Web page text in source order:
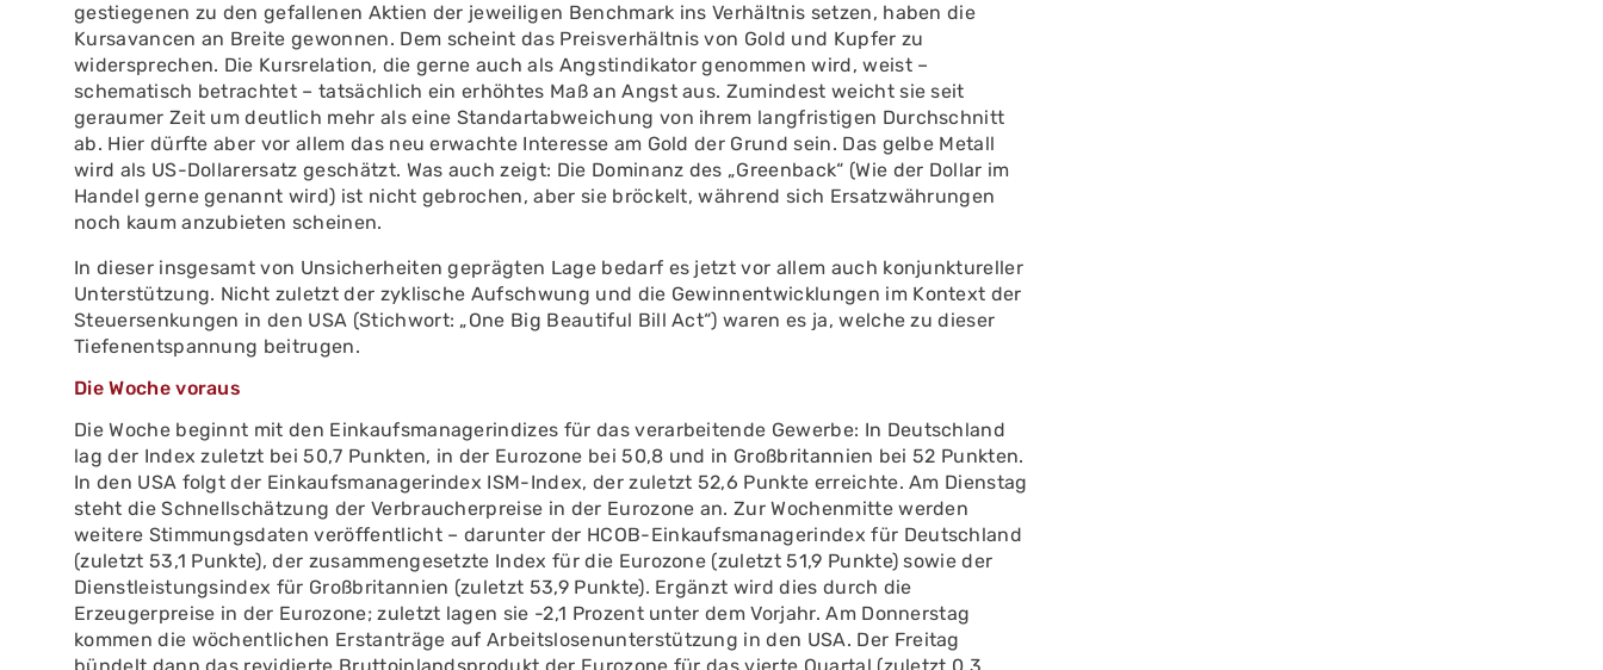
gestiegenen zu den gefallenen Aktien der jeweiligen Benchmark ins Verhältnis setzen, haben die
Kursavancen an Breite gewonnen. Dem scheint das Preisverhältnis von Gold und Kupfer zu
widersprechen. Die Kursrelation, die gerne auch als Angstindikator genommen wird, weist –
schematisch betrachtet – tatsächlich ein erhöhtes Maß an Angst aus. Zumindest weicht sie seit
geraumer Zeit um deutlich mehr als eine Standartabweichung von ihrem langfristigen Durchschnitt
ab. Hier dürfte aber vor allem das neu erwachte Interesse am Gold der Grund sein. Das gelbe Metall
wird als US-Dollarersatz geschätzt. Was auch zeigt: Die Dominanz des „Greenback“ (Wie der Dollar im
Handel gerne genannt wird) ist nicht gebrochen, aber sie bröckelt, während sich Ersatzwährungen
noch kaum anzubieten scheinen.
In dieser insgesamt von Unsicherheiten geprägten Lage bedarf es jetzt vor allem auch konjunktureller
Unterstützung. Nicht zuletzt der zyklische Aufschwung und die Gewinnentwicklungen im Kontext der
Steuersenkungen in den USA (Stichwort: „One Big Beautiful Bill Act“) waren es ja, welche zu dieser
Tiefenentspannung beitrugen.
Die Woche voraus
Die Woche beginnt mit den Einkaufsmanagerindizes für das verarbeitende Gewerbe: In Deutschland
lag der Index zuletzt bei 50,7 Punkten, in der Eurozone bei 50,8 und in Großbritannien bei 52 Punkten.
In den USA folgt der Einkaufsmanagerindex ISM-Index, der zuletzt 52,6 Punkte erreichte. Am Dienstag
steht die Schnellschätzung der Verbraucherpreise in der Eurozone an. Zur Wochenmitte werden
weitere Stimmungsdaten veröffentlicht – darunter der HCOB-Einkaufsmanagerindex für Deutschland
(zuletzt 53,1 Punkte), der zusammengesetzte Index für die Eurozone (zuletzt 51,9 Punkte) sowie der
Dienstleistungsindex für Großbritannien (zuletzt 53,9 Punkte). Ergänzt wird dies durch die
Erzeugerpreise in der Eurozone; zuletzt lagen sie -2,1 Prozent unter dem Vorjahr. Am Donnerstag
kommen die wöchentlichen Erstanträge auf Arbeitslosenunterstützung in den USA. Der Freitag